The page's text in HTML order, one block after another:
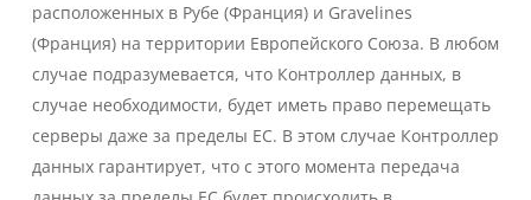
расположенных в Рубе (Франция) и Gravelines
(Франция) на территории Европейского Союза. В любом
случае подразумевается, что Контроллер данных, в
случае необходимости, будет иметь право перемещать
серверы даже за пределы ЕС. В этом случае Контроллер
данных гарантирует, что с этого момента передача